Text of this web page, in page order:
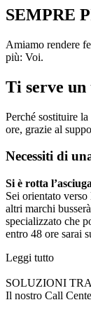
SEMPRE
Amiamo rendere
più: Voi.
Ti serve un
Perché sostituire
ore, grazie al
Necessiti di
Si è rotta
Sei orientato
altri marchi
specializzato che
entro 48 ore sarai
Leggi tutto
SOLUZIONI
Il nostro Call